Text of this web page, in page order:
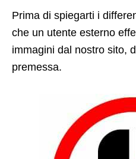
Prima di spiegarti i
che un utente esterno
immagini dal nostro sito,
premessa.